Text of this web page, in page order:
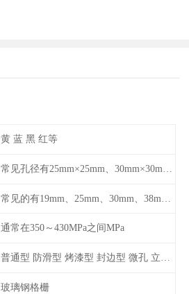
黄 蓝 黑 红等
通常在350～430MPa之间MPa
普通型 防滑型 ‌烤漆型 封边型 ‌微孔 立体 加砂覆面型 平面型
玻璃钢格栅